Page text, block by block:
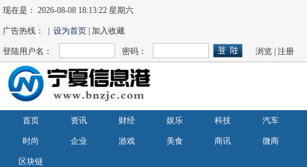
现在是：2026-08-08 18:13:23 星期六
广告热线： |设为首页 | 加入收藏
登陆用户名： 密码： 浏览 |注册
首页 资讯 财经 娱乐 科技 汽车
时尚 企业 游戏 美食 商讯 微商
区块链